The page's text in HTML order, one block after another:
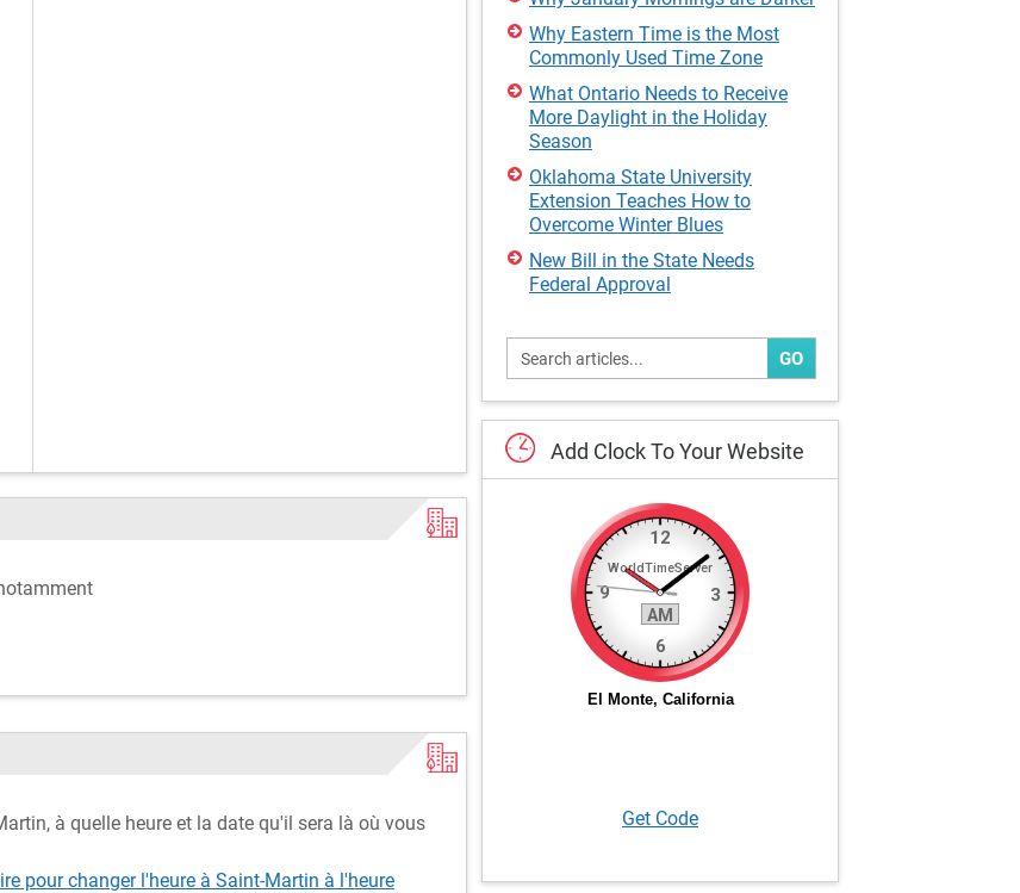
à quelle heure et la date qu'il sera là où vous
pour changer l'heure à Saint-Martin à l'heure
Why Eastern Time is the Most
Commonly Used Time Zone
What Ontario Needs to Receive
More Daylight in the Holiday
Season
Oklahoma State University
Extension Teaches How to
Overcome Winter Blues
New Bill in the State Needs
Federal Approval
GO
Add ClockToYourWebsite
Get Code